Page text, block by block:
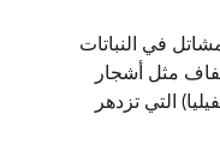
في النباتات
مثل أشجار
التي تزدهر